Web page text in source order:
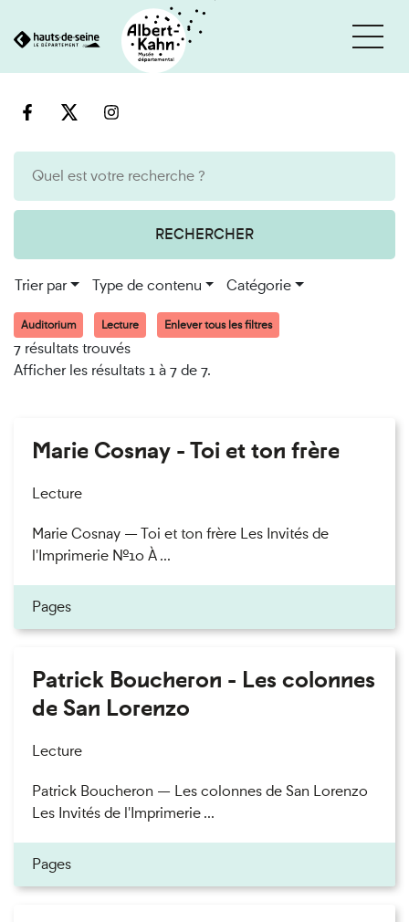
au
RECHERCHER
Trier par Type de contenu Catégorie
Auditorium Lecture Enlever tous les filtres
7 résultats trouvés
Afficher les résultats 1 à 7 de 7.
Marie Cosnay - Toi et ton frère
Lecture
Marie Cosnay — Toi et ton frère Les Invités de
l'Imprimerie n°10 À ...
Pages
Patrick Boucheron - Les colonnes
de San Lorenzo
Lecture
Patrick Boucheron — Les colonnes de San Lorenzo
Les Invités de l'Imprimerie ...
Pages
Cookies et traceurs utilisés sur ce site